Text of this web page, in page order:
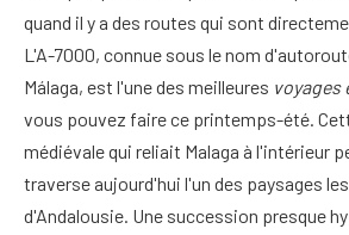
quand il y a des routes qui sont
L'A-7000, connue sous le nom
Málaga, est l'une des meilleures voyages
vous pouvez faire ce printemps-été.
médiévale qui reliait Malaga à l'intérieur
traverse aujourd'hui l'un des paysages
d'Andalousie. Une succession presque